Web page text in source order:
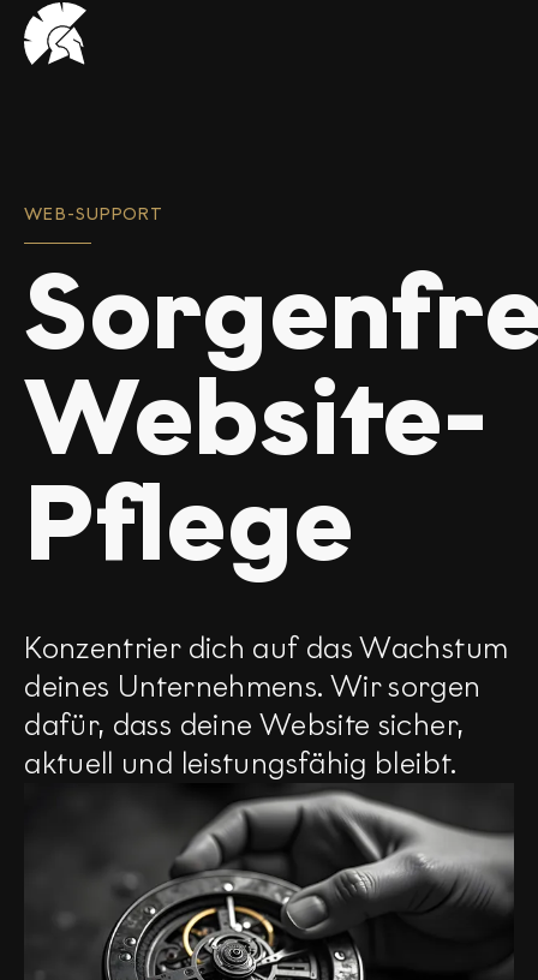
VHUG
logo
WEB-SUPPORT
Website-
Pflege
Konzentrier dich auf das Wachstum
deines Unternehmens. Wir sorgen
dafür, dass deine Website sicher,
aktuell und leistungsfähig bleibt.